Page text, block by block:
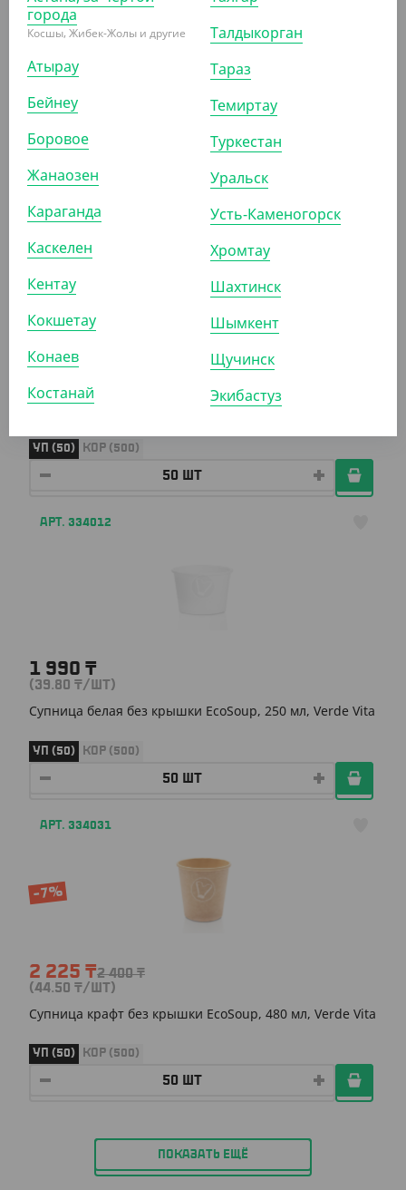
(43.40₸
мм, белая, Verde Vita
УП (25) КОР (500)
АРТ. 334021
-6%
1 980
Супница крафт без крышки EcoSoup, 360 мл, Verde Vita
УП (50) КОР (500)
АРТ. 334012
1 990 ₸
(39.80 ₸/ШТ)
Супница белая без крышки EcoSoup, 250 мл, Verde Vita
УП (50) КОР (500)
АРТ. 334031
-7%
2 225 ₸2 400₸
(44.50 ₸/ШТ)
Супница крафт без крышки EcoSoup, 480 мл, Verde Vita
УП (50) КОР (500)
ПОКАЗАТЬ ЕЩЁ
города
Косшы, Жибек-Жолы и другие
Атырау
Бейнеу
Боровое
Жанаозен
Караганда
Каскелен
Кентау
Кокшетау
Конаев
Костанай
Талдыкорган
Тараз
Темиртау
Туркестан
Уральск
Усть-Каменогорск
Хромтау
Шахтинск
Шымкент
Щучинск
Экибастуз